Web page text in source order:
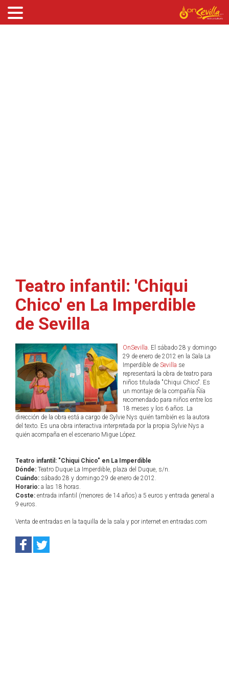
Teatro infantil: 'Chiqui
Chico' en La Imperdible
de Sevilla
OnSevilla. El sábado 28 y domingo
29 de enero de 2012 en la Sala La
Imperdible de Sevilla se
representará la obra de teatro para
niños titulada "Chiqui Chico". Es
un montaje de la compañía Ñía
recomendado para niños entre los
18 meses y los 6 años. La
dirección de la obra está a cargo de Sylvie Nys quién también es la autora
del texto. Es una obra interactiva interpretada por la propia Sylvie Nys a
quién acompaña en el escenario Migue López.
Teatro infantil: "Chiqui Chico" en La Imperdible
Dónde: Teatro Duque La Imperdible, plaza del Duque, s/n.
Cuándo: sábado 28 y domingo 29 de enero de 2012.
Horario: a las 18 horas.
Coste: entrada infantil (menores de 14 años) a 5 euros y entrada general a
9 euros.
Venta de entradas en la taquilla de la sala y por internet en entradas.com